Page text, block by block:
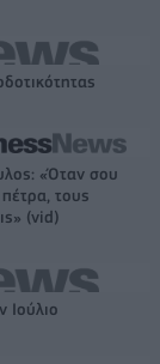
«Όταν σου
τους
(vid)